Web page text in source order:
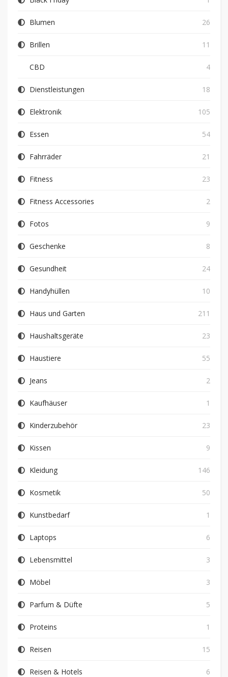
Blumen 26
Brillen 11
CBD 4
Dienstleistungen 18
Elektronik 105
Essen 54
Fahrräder 21
Fitness 23
Fitness Accessories 2
Fotos 9
Geschenke 8
Gesundheit 24
Handyhüllen 10
Haus und Garten 211
Haushaltsgeräte 23
Haustiere 55
Jeans 2
Kaufhäuser 1
Kinderzubehör 23
Kissen 9
Kleidung 146
Kosmetik 50
Kunstbedarf 1
Laptops 6
Lebensmittel 3
Möbel 3
Parfum & Düfte 5
Proteins 1
Reisen 15
Reisen & Hotels 6